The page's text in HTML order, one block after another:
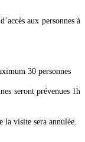
aux personnes à
30 personnes
seront prévenues 1h
la visite sera annulée.